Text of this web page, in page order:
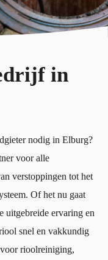
in
nodig in Elburg?
voor alle
verstoppingen tot het
Of het nu gaat
uitgebreide ervaring en
snel en vakkundig
rioolreiniging,